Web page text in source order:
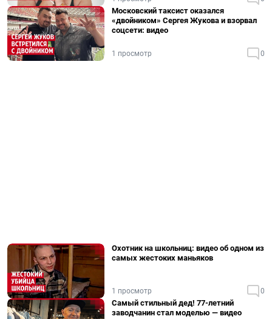
Московский таксист оказался
«двойником» Сергея Жукова и взорвал
соцсети: видео
1 просмотр 0
Охотник на школьниц: видео об одном из
самых жестоких маньяков
1 просмотр 0
Самый стильный дед! 77-летний
заводчанин стал моделью — видео